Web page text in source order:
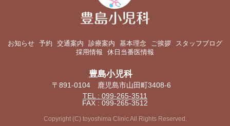
お知らせ 予約 交通案内 診療案内 基本理念 ご挨拶
スタッフブログ
採用情報
休日当番医情報
豊島小児科
〒891-0104 鹿児島市山田町3408-6
TEL : 099-265-3511
FAX : 099-265-3512
Copyright (C) toyoshima Clinic All Rights Reserved.